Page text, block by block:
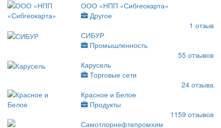
ООО «НПП «Сибгеокарта»
Другое
1 отзыв
СИБУР
Промышленность
55 отзывов
Карусель
Торговые сети
24 отзыва
Красное и Белое
Продукты
1159 отзывов
Самотлорнефтепромхим